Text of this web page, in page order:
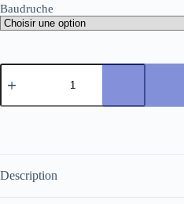
Baudruche
quantité
de
OMNIKIN®
Description